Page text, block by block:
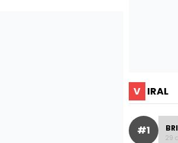
V IRAL
#1
29